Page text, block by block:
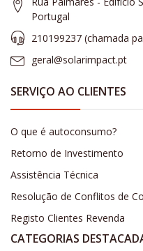
Portugal
210199237 (​chamada
geral@solarimpact.pt
SERVIÇO AO CLIENTES
O que é autoconsumo?
Retorno de Investimento
Assistência Técnica
Resolução de Conflitos de
Registo Clientes Revenda
CATEGORIAS